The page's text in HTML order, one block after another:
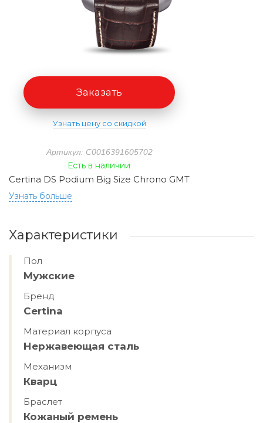
Артикул: C0016391605702
Есть в наличии
Certina DS Podium Big Size Chrono GMT
Узнать больше
Заказать
Узнать цену со скидкой
Характеристики
Пол
Мужские
Бренд
Certina
Материал корпуса
Нержавеющая сталь
Механизм
Кварц
Браслет
Кожаный ремень